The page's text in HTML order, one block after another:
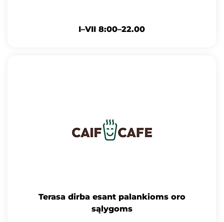
I–VII 8:00–22.00
Terasa dirba esant palankioms oro
sąlygoms